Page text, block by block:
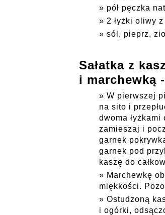
pół pęczka
2 łyżki oliwy
sól, pieprz,
Sałatka z
i marchewką
W pierwszej
na sito i
dwoma
zamieszaj i
garnek
garnek pod
kaszę do
Marchewkę
miękkości.
Ostudzoną
i ogórki,